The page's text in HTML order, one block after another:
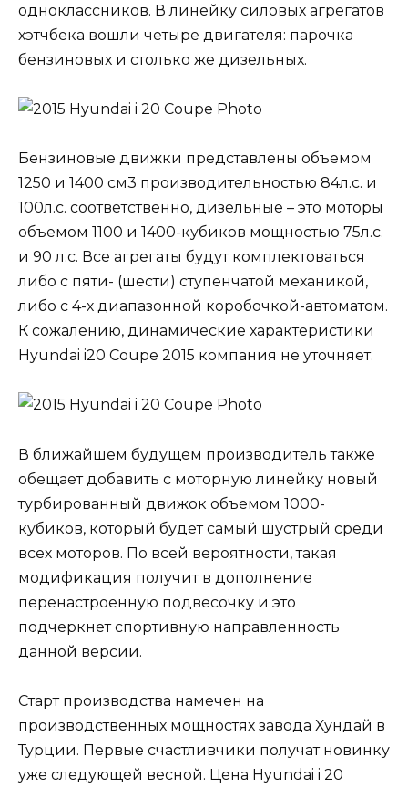
одноклассников. В линейку силовых агрегатов
хэтчбека вошли четыре двигателя: парочка
бензиновых и столько же дизельных.
Бензиновые движки представлены объемом
1250 и 1400 см3 производительностью 84л.с. и
100л.с. соответственно, дизельные – это моторы
объемом 1100 и 1400-кубиков мощностью 75л.с.
и 90 л.с. Все агрегаты будут комплектоваться
либо с пяти- (шести) ступенчатой механикой,
либо с 4-х диапазонной коробочкой-автоматом.
К сожалению, динамические характеристики
Hyundai i20 Coupe 2015 компания не уточняет.
В ближайшем будущем производитель также
обещает добавить с моторную линейку новый
турбированный движок объемом 1000-
кубиков, который будет самый шустрый среди
всех моторов. По всей вероятности, такая
модификация получит в дополнение
перенастроенную подвесочку и это
подчеркнет спортивную направленность
данной версии.
Старт производства намечен на
производственных мощностях завода Хундай в
Турции. Первые счастливчики получат новинку
уже следующей весной. Цена Hyundai i 20